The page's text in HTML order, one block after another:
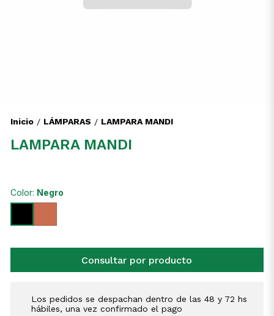
Inicio / LÁMPARAS / LAMPARA MANDI
LAMPARA MANDI
Color: Negro
Consultar por producto
Los pedidos se despachan dentro de las 48 y 72 hs
hábiles, una vez confirmado el pago